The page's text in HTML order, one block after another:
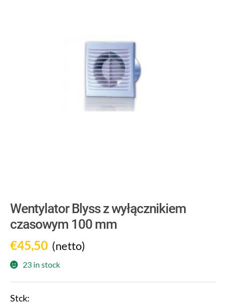
Wentylator Blyss z wyłącznikiem
czasowym 100 mm
€45,50 (netto)
23 in stock